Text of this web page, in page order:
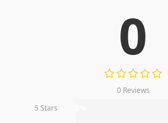
0
0 Reviews
5 Stars